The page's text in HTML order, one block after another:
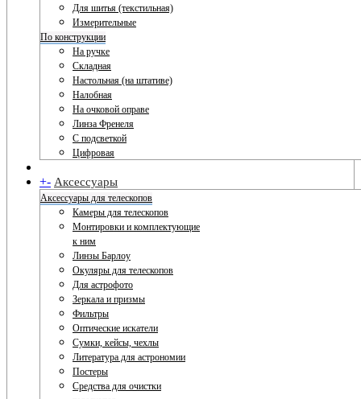
Для шитья (текстильная)
Измерительные
По конструкции
На ручке
Складная
Настольная (на штативе)
Налобная
На очковой оправе
Линза Френеля
С подсветкой
Цифровая
+- Аксессуары
Аксессуары для телескопов
Камеры для телескопов
Монтировки и комплектующие
к ним
Линзы Барлоу
Окуляры для телескопов
Для астрофото
Зеркала и призмы
Фильтры
Оптические искатели
Сумки, кейсы, чехлы
Литература для астрономии
Постеры
Средства для очистки